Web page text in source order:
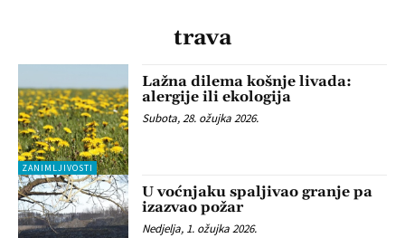
trava
ZANIMLJIVOSTI
Lažna dilema košnje livada:
alergije ili ekologija
Subota, 28. ožujka 2026.
U voćnjaku spaljivao granje pa
izazvao požar
Nedjelja, 1. ožujka 2026.